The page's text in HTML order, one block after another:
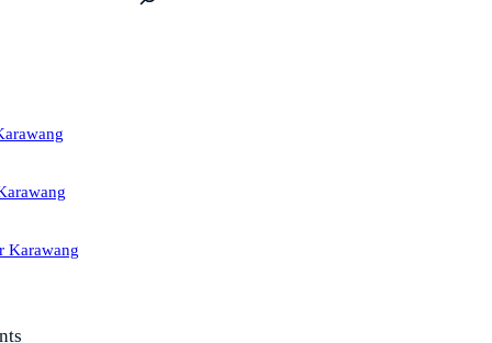
Karawang